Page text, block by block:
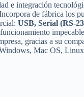
e integración
de fábrica los
USB, Serial (RS-
gracias a su
Mac OS,